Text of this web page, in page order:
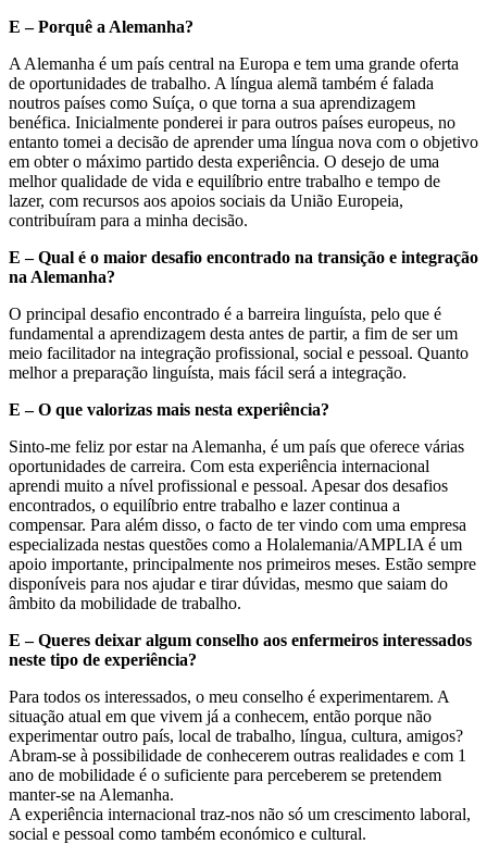
E – Porquê a Alemanha?
A Alemanha é um país central na Europa e tem uma grande oferta
de oportunidades de trabalho. A língua alemã também é falada
noutros países como Suíça, o que torna a sua aprendizagem
benéfica. Inicialmente ponderei ir para outros países europeus, no
entanto tomei a decisão de aprender uma língua nova com o objetivo
em obter o máximo partido desta experiência. O desejo de uma
melhor qualidade de vida e equilíbrio entre trabalho e tempo de
lazer, com recursos aos apoios sociais da União Europeia,
contribuíram para a minha decisão.
E – Qual é o maior desafio encontrado na transição e integração
na Alemanha?
O principal desafio encontrado é a barreira linguísta, pelo que é
fundamental a aprendizagem desta antes de partir, a fim de ser um
meio facilitador na integração profissional, social e pessoal. Quanto
melhor a preparação linguísta, mais fácil será a integração.
E – O que valorizas mais nesta experiência?
Sinto-me feliz por estar na Alemanha, é um país que oferece várias
oportunidades de carreira. Com esta experiência internacional
aprendi muito a nível profissional e pessoal. Apesar dos desafios
encontrados, o equilíbrio entre trabalho e lazer continua a
compensar. Para além disso, o facto de ter vindo com uma empresa
especializada nestas questões como a Holalemania/AMPLIA é um
apoio importante, principalmente nos primeiros meses. Estão sempre
disponíveis para nos ajudar e tirar dúvidas, mesmo que saiam do
âmbito da mobilidade de trabalho.
E – Queres deixar algum conselho aos enfermeiros interessados
neste tipo de experiência?
Para todos os interessados, o meu conselho é experimentarem. A
situação atual em que vivem já a conhecem, então porque não
experimentar outro país, local de trabalho, língua, cultura, amigos?
Abram-se à possibilidade de conhecerem outras realidades e com 1
ano de mobilidade é o suficiente para perceberem se pretendem
manter-se na Alemanha.
A experiência internacional traz-nos não só um crescimento laboral,
social e pessoal como também económico e cultural.